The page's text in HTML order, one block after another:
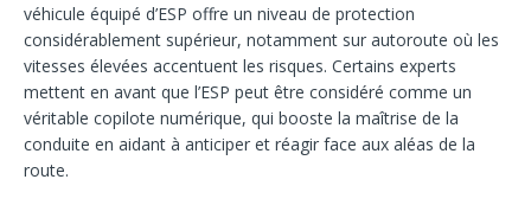
véhicule équipé d’ESP offre un niveau de protection
considérablement supérieur, notamment sur autoroute où les
vitesses élevées accentuent les risques. Certains experts
mettent en avant que l’ESP peut être considéré comme un
véritable copilote numérique, qui booste la maîtrise de la
conduite en aidant à anticiper et réagir face aux aléas de la
route.